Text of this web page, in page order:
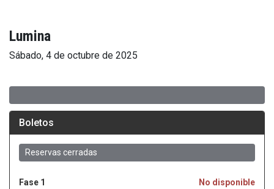
Lumina
Sábado, 4 de octubre de 2025